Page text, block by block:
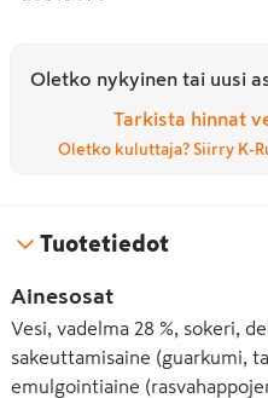
Oletko nykyinen tai uusi
Tarkista hinnat
Oletko kuluttaja? Siirry K-
Tuotetiedot
Ainesosat
Vesi, vadelma 28 %, sokeri,
sakeuttamisaine (guarkumi,
emulgointiaine